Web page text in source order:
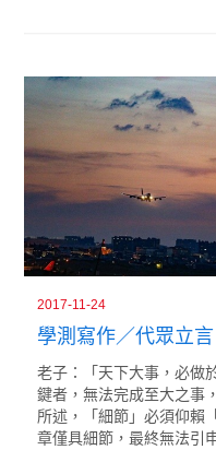
2017-11-24
學測寫作／代眾立
老子：「天下大事，必做
鍵者，無法完成至大之事
所述，「細節」必須仰賴
章僅具細節，最終無法引